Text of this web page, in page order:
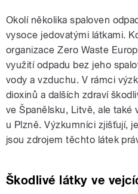
Okolí několika spaloven
vysoce jedovatými látkami.
organizace Zero Waste
využití odpadu bez jeho
vody a vzduchu. V rámci
dioxinů a dalších zdraví
ve Španělsku, Litvě, ale také
u Plzně. Výzkumníci zjišťují,
jsou zdrojem těchto látek
Škodlivé látky ve